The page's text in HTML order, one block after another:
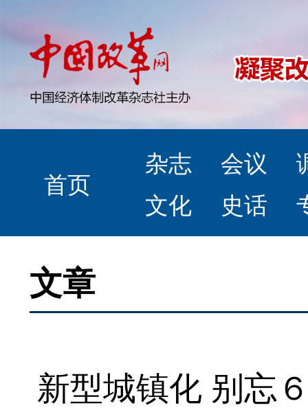
首页
杂志 会议
文化
史话
文章
新型城镇化 别忘